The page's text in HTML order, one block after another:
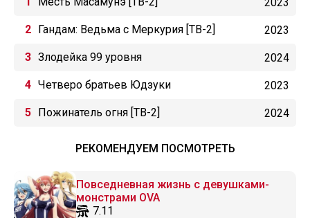
Гандам: Ведьма с Меркурия [ТВ-2] 2023
Злодейка 99 уровня 2024
Четверо братьев Юдзуки 2023
Пожинатель огня [ТВ-2] 2024
РЕКОМЕНДУЕМ ПОСМОТРЕТЬ
Повседневная жизнь с девушками-
монстрами OVA
7.11